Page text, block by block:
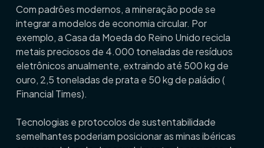
Com padrões modernos, a mineração pode se
integrar a modelos de economia circular. Por
exemplo, a Casa da Moeda do Reino Unido recicla
metais preciosos de 4.000 toneladas de resíduos
eletrônicos anualmente, extraindo até 500 kg de
ouro, 2,5 toneladas de prata e 50 kg de paládio (
Financial Times).
Tecnologias e protocolos de sustentabilidade
semelhantes poderiam posicionar as minas ibéricas